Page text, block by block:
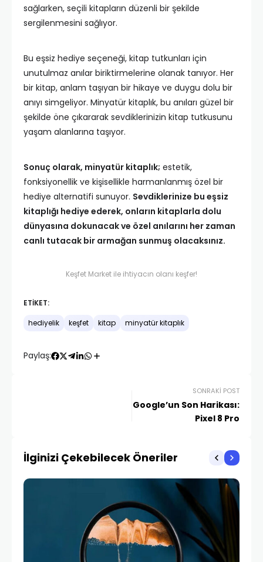
sağlarken, seçili kitapların düzenli bir şekilde
sergilenmesini sağlıyor.
Bu eşsiz hediye seçeneği, kitap tutkunları için
unutulmaz anılar biriktirmelerine olanak tanıyor. Her
bir kitap, anlam taşıyan bir hikaye ve duygu dolu bir
anıyı simgeliyor. Minyatür kitaplık, bu anıları güzel bir
şekilde öne çıkararak sevdiklerinizin kitap tutkusunu
yaşam alanlarına taşıyor.
Sonuç olarak, minyatür kitaplık; estetik,
fonksiyonellik ve kişisellikle harmanlanmış özel bir
hediye alternatifi sunuyor. Sevdiklerinize bu eşsiz
kitaplığı hediye ederek, onların kitaplarla dolu
dünyasına dokunacak ve özel anılarını her zaman
canlı tutacak bir armağan sunmuş olacaksınız.
Keşfet Market ile ihtiyacın olanı keşfer!
ETIKET:
hediyelik keşfet kitap minyatür kitaplık
Paylaş:
SONRAKI POST
Google’un Son Harikası:
Pixel 8 Pro
İlginizi Çekebilecek Öneriler